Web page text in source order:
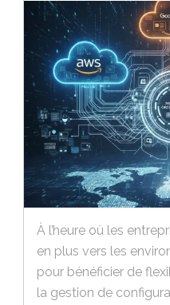
À l’heure où les
en plus vers les
pour bénéficier de
la gestion de